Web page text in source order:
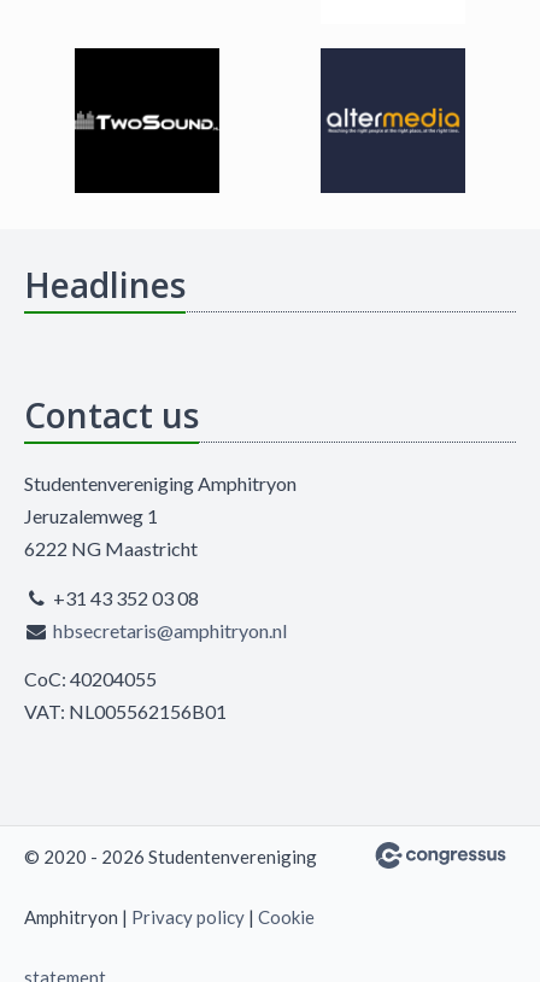
Headlines
Contact us
Studentenvereniging Amphitryon
Jeruzalemweg 1
6222 NG Maastricht
+31 43 352 03 08
hbsecretaris@amphitryon.nl
CoC: 40204055
VAT: NL005562156B01
© 2020 - 2026 Studentenvereniging
Amphitryon | Privacy policy | Cookie
statement